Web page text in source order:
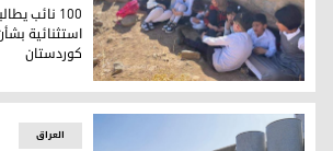
الفيديو أثار الهلع
100 نائب
استثنائية
كوردستان
العراق